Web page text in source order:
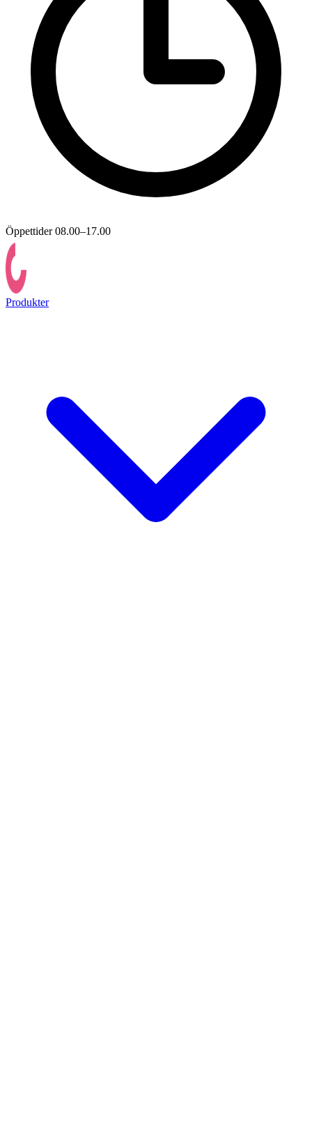
Öppettider 08.00–17.00
Produkter